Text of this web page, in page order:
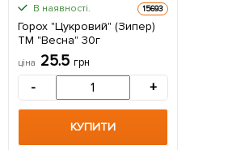
В наявності. 15693
Горох "Цукровий" (Зипер)
ТМ "Весна" 30г
ціна 25.5 грн
- +
КУПИТИ